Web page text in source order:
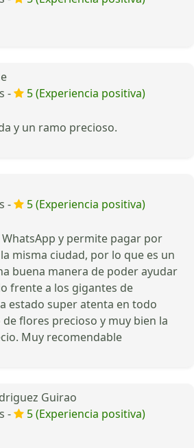
-
5 (Experiencia positiva)
y un ramo precioso.
-
5 (Experiencia positiva)
y permite pagar por
misma ciudad, por lo que es un
buena manera de poder ayudar
frente a los gigantes de
estado super atenta en todo
flores precioso y muy bien la
Muy recomendable
Guirao
-
5 (Experiencia positiva)